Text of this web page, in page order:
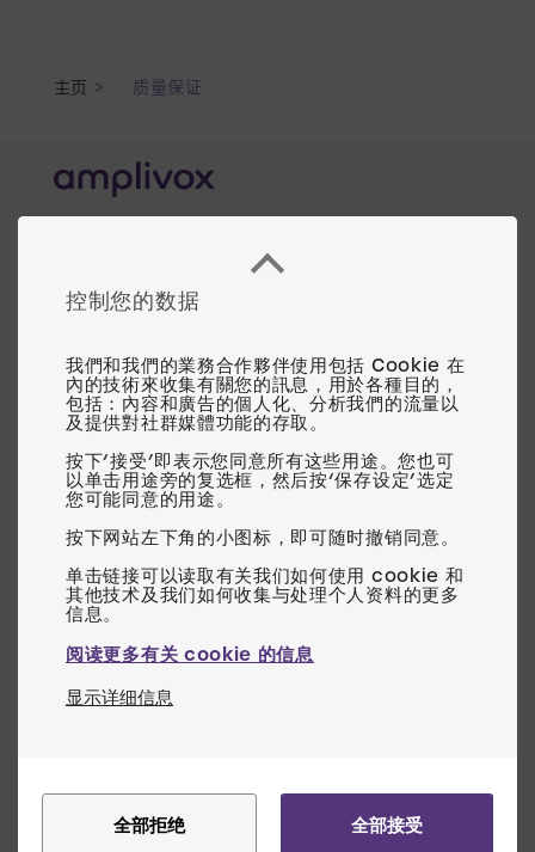
控制您的数据
我們和我們的業務合作夥伴使用包括 Cookie 在
內的技術來收集有關您的訊息，用於各種目的，
包括：內容和廣告的個人化、分析我們的流量以
及提供對社群媒體功能的存取。
按下‘接受’即表示您同意所有这些用途。您也可
以单击用途旁的复选框，然后按‘保存设定’选定
您可能同意的用途。
按下网站左下角的小图标，即可随时撤销同意。
单击链接可以读取有关我们如何使用 cookie 和
其他技术及我们如何收集与处理个人资料的更多
阅读更多有关 cookie 的信息
显示详细信息
全部拒绝 全部接受
主页 > 质量保证
电话：+44 (0)1865 880846
电子邮件： hello@amplivox.com
中国
电话：+86 021 513 20795
邮箱：ruza@amplivox.com
关于 Amplivox
质量保证
法律
英国业务条款
产品支持